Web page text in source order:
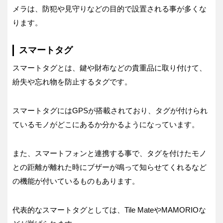
メラは、防犯や見守りなどの目的で設置される事が多くな
ります。
スマートタグ
スマートタグとは、鍵や財布などの貴重品に取り付けて、
紛失や忘れ物を防止するタグです。
スマートタグにはGPSが搭載されており、タグが付けられ
ているモノがどこにあるか分かるようになっています。
また、スマートフォンと連携する事で、タグを付けたモノ
との距離が離れた時にブザーが鳴って知らせてくれるなど
の機能が付いているものもあります。
代表的なスマートタグとしては、Tile MateやMAMORIOな